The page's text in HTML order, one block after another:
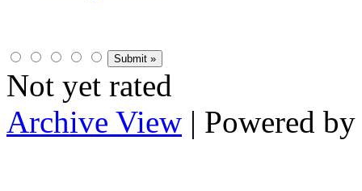
Not yet rated
Archive View | Powered